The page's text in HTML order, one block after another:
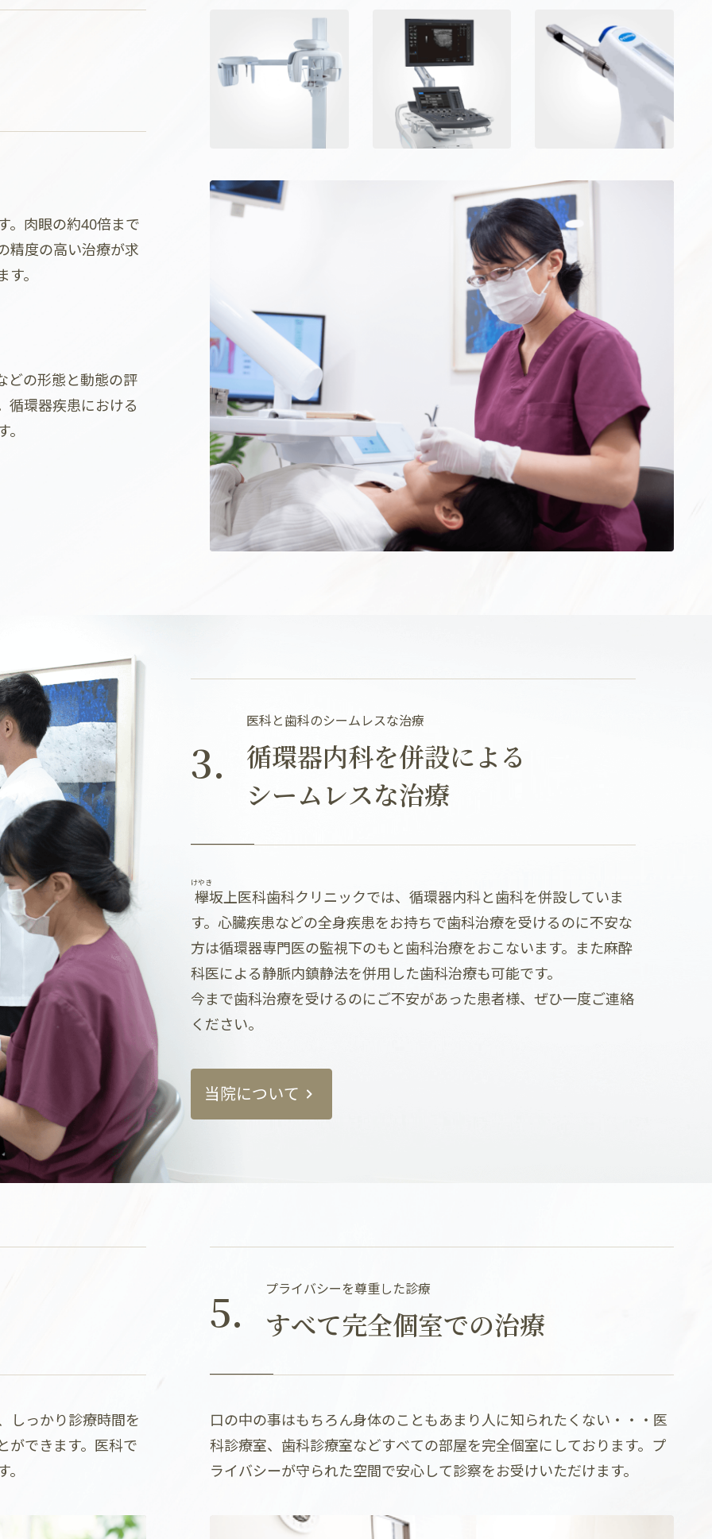
。肉眼の約40倍まで
精度の高い治療が求
。
どの形態と動態の評
循環器疾患における
3.
医科と歯科のシームレスな治療
循環器内科を併設による
シームレスな治療
欅
けやき
坂上医科歯科クリニックでは、循環器内科と歯科を併設していま
す。心臓疾患などの全身疾患をお持ちで歯科治療を受けるのに不安な
方は循環器専門医の監視下のもと歯科治療をおこないます。また麻酔
科医による静脈内鎮静法を併用した歯科治療も可能です。
今まで歯科治療を受けるのにご不安があった患者様、ぜひ一度ご連絡
ください。
当院について
しっかり診療時間を
ができます。医科で
5. プライバシーを尊重した診療
すべて完全個室での治療
口の中の事はもちろん身体のこともあまり人に知られたくない・・・医
科診療室、歯科診療室などすべての部屋を完全個室にしております。プ
ライバシーが守られた空間で安心して診察をお受けいただけます。